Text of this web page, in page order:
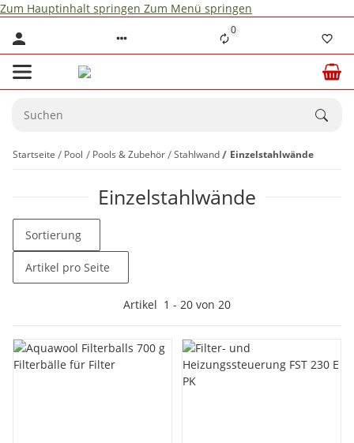
Zum Hauptinhalt springen Zum Menü springen
0
Startseite Pool Pools & Zubehör Stahlwand Einzelstahlwände
Einzelstahlwände
Sortierung
Artikel pro Seite
Artikel 1 - 20 von 20